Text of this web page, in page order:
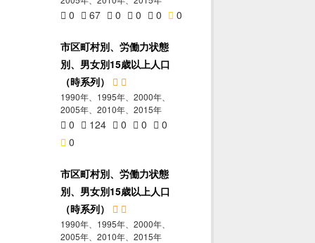
0 67 0 0 0 0
市区町村別、労働力状態
別、男女別15歳以上人口
（時系列）
1990年、1995年、2000年、
2005年、2010年、2015年
0 124 0 0
0
0
市区町村別、労働力状態
別、男女別15歳以上人口
（時系列）
1990年、1995年、2000年、
2005年、2010年、2015年